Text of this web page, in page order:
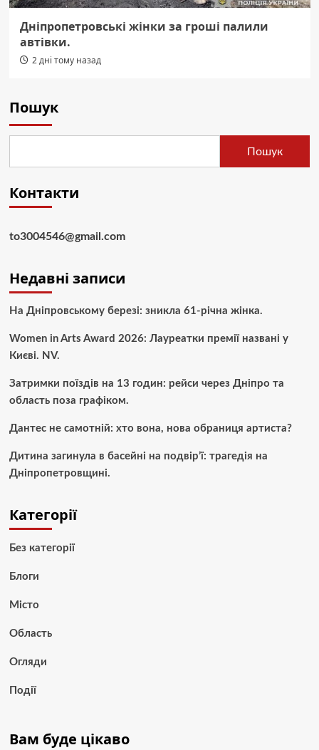
Дніпропетровські жінки за гроші палили
автівки.
2 дні тому назад
Пошук
Пошук
Контакти
to3004546@gmail.com
Недавні записи
На Дніпровському березі: зникла 61-річна жінка.
Women in Arts Award 2026: Лауреатки премії названі у
Києві. NV.
Затримки поїздів на 13 годин: рейси через Дніпро та
область поза графіком.
Дантес не самотній: хто вона, нова обраниця артиста?
Дитина загинула в басейні на подвір’ї: трагедія на
Дніпропетровщині.
Категорії
Без категорії
Блоги
Місто
Область
Огляди
Події
Вам буде цікаво